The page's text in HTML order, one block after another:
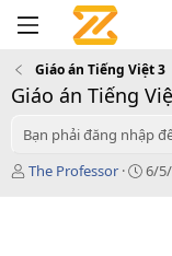
Giáo án Tiếng Việt 3
Giáo án Tiếng
Bạn phải đăng nhập
T
The Professor
C
6/